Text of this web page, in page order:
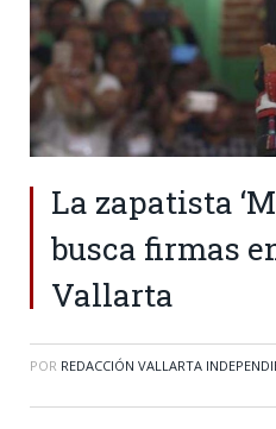
La zapatista
busca firmas
Vallarta
POR REDACCIÓN VALLARTA